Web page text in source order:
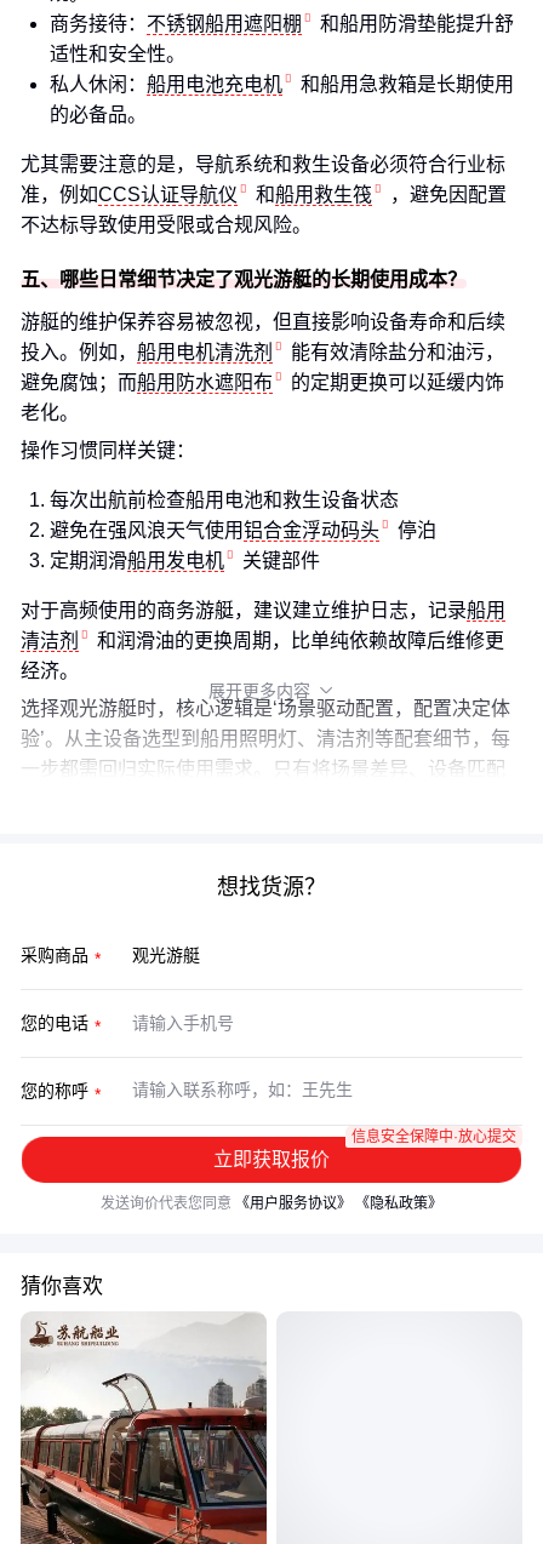
商务接待： 不锈钢船用遮阳棚
和船用防滑垫能提升舒
适性和安全性。
私人休闲： 船用电池充电机
和船用急救箱是长期使用
的必备品。
尤其需要注意的是，导航系统和救生设备必须符合行业标
准，例如CCS认证导航仪 和船用救生筏
，避免因配置
不达标导致使用受限或合规风险。
五、哪些日常细节决定了观光游艇的长期使用成本？
游艇的维护保养容易被忽视，但直接影响设备寿命和后续
投入。例如， 船用电机清洗剂
能有效清除盐分和油污，
避免腐蚀；而船用防水遮阳布
的定期更换可以延缓内饰
老化。
操作习惯同样关键：
每次出航前检查船用电池和救生设备状态
避免在强风浪天气使用铝合金浮动码头
停泊
定期润滑船用发电机 关键部件
对于高频使用的商务游艇，建议建立维护日志，记录船用
清洁剂
和润滑油的更换周期，比单纯依赖故障后维修更
经济。
选择观光游艇时，核心逻辑是‘场景驱动配置，配置决定体
验’。从主设备选型到船用照明灯、清洁剂等配套细节，每
一步都需回归实际使用需求。只有将场景差异、设备匹配
展开更多内容 
想找货源？
采购商品
您的电话
您的称呼
立即获取报价
信息安全保障中·放心提交
发送询价代表您同意 《用户服务协议》 《隐私政策》
猜你喜欢